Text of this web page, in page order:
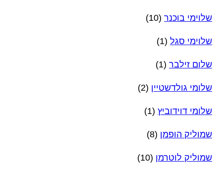
שלוימי בוכנר (10)
שלוימי סגל (1)
שלום זילבר (1)
שלומי גולדשטיין (2)
שלומי דוידוביץ (1)
שמוליק הופמן (8)
שמוליק לוטרמן (10)